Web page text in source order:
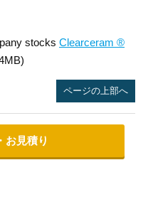
stocks Clearceram ®
ページの上部へ
お見積り